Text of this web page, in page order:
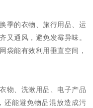
季的衣物、旅行用品、运
通风，避免发霉异味。
袋能有效利用垂直空间，
物、洗漱用品、电子产品
还能避免物品混放造成污